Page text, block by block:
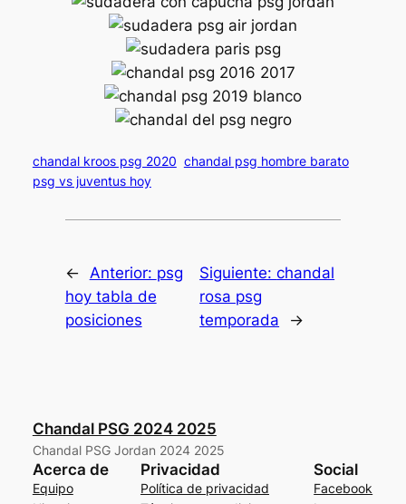
chandal kroos psg 2020 chandal psg hombre barato
psg vs juventus hoy
← Anterior: psg
hoy tabla de
posiciones
Siguiente:chandal
rosa psg
temporada
→
Chandal PSG 2024 2025
Chandal PSG Jordan 2024 2025
Acerca de
Equipo
Privacidad
Política de privacidad
Social
Facebook